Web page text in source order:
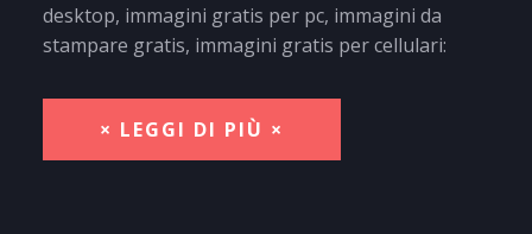
desktop, immagini gratis per pc, immagini da
stampare gratis, immagini gratis per cellulari:
× LEGGI DI PIÙ ×